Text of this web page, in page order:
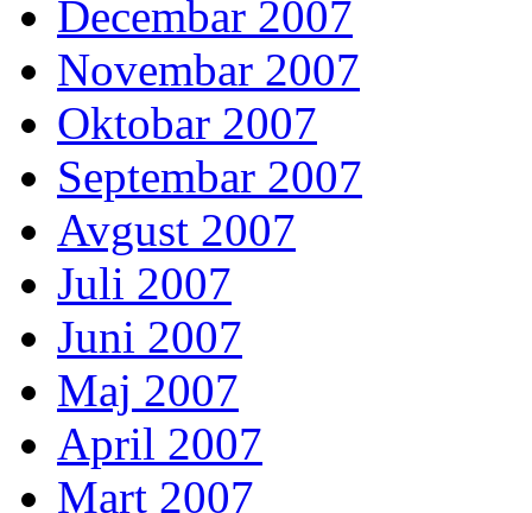
Decembar 2007
Novembar 2007
Oktobar 2007
Septembar 2007
Avgust 2007
Juli 2007
Juni 2007
Maj 2007
April 2007
Mart 2007